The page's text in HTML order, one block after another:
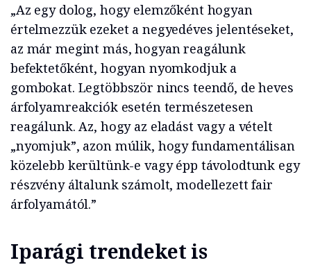
„Az egy dolog, hogy elemzőként hogyan
értelmezzük ezeket a negyedéves jelentéseket,
az már megint más, hogyan reagálunk
befektetőként, hogyan nyomkodjuk a
gombokat. Legtöbbször nincs teendő, de heves
árfolyamreakciók esetén természetesen
reagálunk. Az, hogy az eladást vagy a vételt
„nyomjuk”, azon múlik, hogy fundamentálisan
közelebb kerültünk-e vagy épp távolodtunk egy
részvény általunk számolt, modellezett fair
árfolyamától.”
Iparági trendeket is